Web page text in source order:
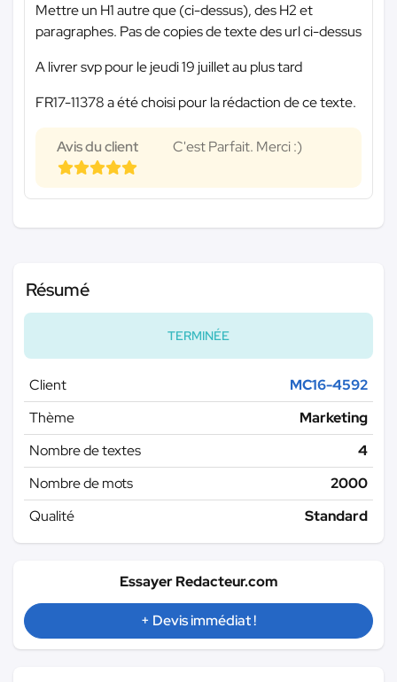
Mettre un H1 autre que (ci-dessus), des H2 et
paragraphes. Pas de copies de texte des url ci-dessus
A livrer svp pour le jeudi 19 juillet au plus tard
FR17-11378 a été choisi pour la rédaction de ce texte.
Avis du client C'est Parfait. Merci :)
Résumé
TERMINÉE
Client
MC16-4592
Thème
Marketing
Nombre de textes
4
Nombre de mots
2000
Qualité
Standard
Essayer Redacteur.com
+ Devis immédiat !